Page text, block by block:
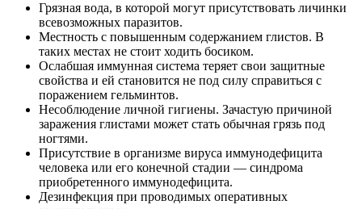
О нас
Услуги
Акции
Грязная вода, в которой могут присутствовать личинки
всевозможных паразитов.
Местность с повышенным содержанием глистов. В
таких местах не стоит ходить босиком.
Ослабшая иммунная система теряет свои защитные
свойства и ей становится не под силу справиться с
поражением гельминтов.
Несоблюдение личной гигиены. Зачастую причиной
заражения глистами может стать обычная грязь под
ногтями.
Присутствие в организме вируса иммунодефицита
человека или его конечной стадии — синдрома
приобретенного иммунодефицита.
Дезинфекция при проводимых оперативных